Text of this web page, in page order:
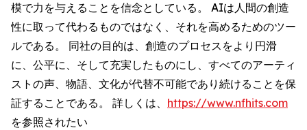
模で力を与えることを信念としている。 AIは人間の創造
性に取って代わるものではなく、それを高めるためのツー
ルである。 同社の目的は、創造のプロセスをより円滑
に、公平に、そして充実したものにし、すべてのアーティ
ストの声、物語、文化が代替不可能であり続けることを保
証することである。 詳しくは、 https://www.nfhits.com
を参照されたい